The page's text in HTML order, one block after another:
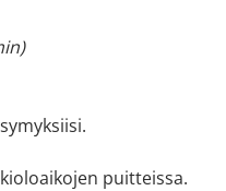
puitteissa.